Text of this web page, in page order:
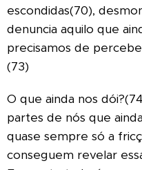
escondidas(70),
denuncia aquilo que
precisamos de
(73)
O que ainda nos
partes de nós que
quase sempre só a
conseguem revelar